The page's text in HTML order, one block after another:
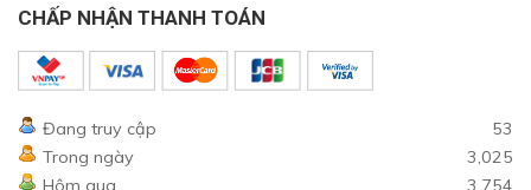
CHẤP NHẬN THANH TOÁN
Đang truy cập
53
Trong ngày
3,025
Hôm qua
3,754